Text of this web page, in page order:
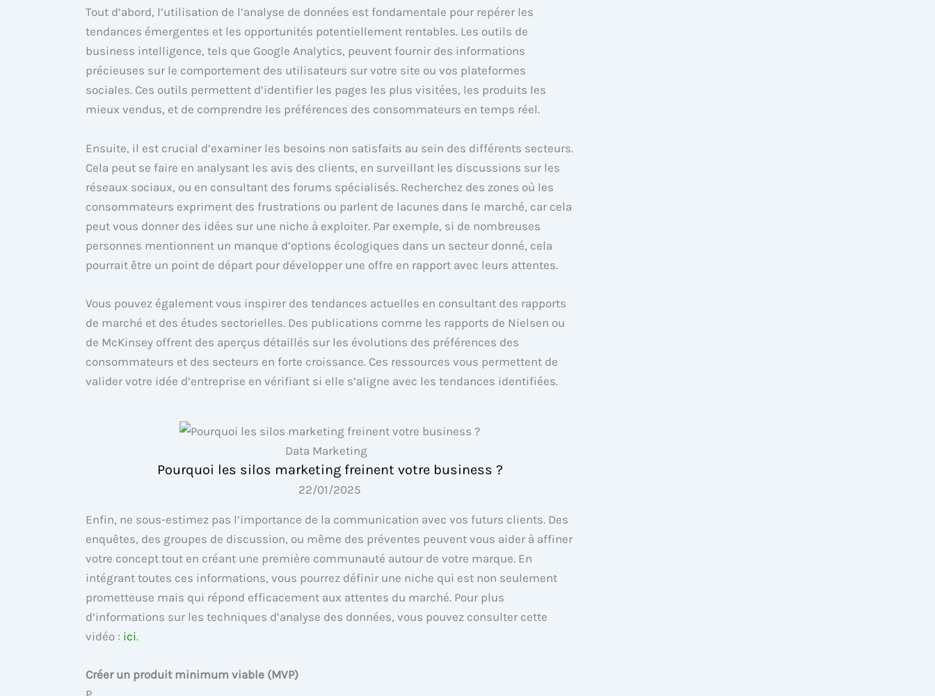
Tout d’abord, l’utilisation de l’analyse de données est fondamentale pour repérer les
tendances émergentes et les opportunités potentiellement rentables. Les outils de
business intelligence, tels que Google Analytics, peuvent fournir des informations
précieuses sur le comportement des utilisateurs sur votre site ou vos plateformes
sociales. Ces outils permettent d’identifier les pages les plus visitées, les produits les
mieux vendus, et de comprendre les préférences des consommateurs en temps réel.
Ensuite, il est crucial d’examiner les besoins non satisfaits au sein des différents secteurs.
Cela peut se faire en analysant les avis des clients, en surveillant les discussions sur les
réseaux sociaux, ou en consultant des forums spécialisés. Recherchez des zones où les
consommateurs expriment des frustrations ou parlent de lacunes dans le marché, car cela
peut vous donner des idées sur une niche à exploiter. Par exemple, si de nombreuses
personnes mentionnent un manque d’options écologiques dans un secteur donné, cela
pourrait être un point de départ pour développer une offre en rapport avec leurs attentes.
Vous pouvez également vous inspirer des tendances actuelles en consultant des rapports
de marché et des études sectorielles. Des publications comme les rapports de Nielsen ou
de McKinsey offrent des aperçus détaillés sur les évolutions des préférences des
consommateurs et des secteurs en forte croissance. Ces ressources vous permettent de
valider votre idée d’entreprise en vérifiant si elle s’aligne avec les tendances identifiées.
Data Marketing
Pourquoi les silos marketing freinent votre business ?
22/01/2025
Enfin, ne sous-estimez pas l’importance de la communication avec vos futurs clients. Des
enquêtes, des groupes de discussion, ou même des préventes peuvent vous aider à affiner
votre concept tout en créant une première communauté autour de votre marque. En
intégrant toutes ces informations, vous pourrez définir une niche qui est non seulement
prometteuse mais qui répond efficacement aux attentes du marché. Pour plus
d’informations sur les techniques d’analyse des données, vous pouvez consulter cette
vidéo : ici.
Créer un produit minimum viable (MVP)